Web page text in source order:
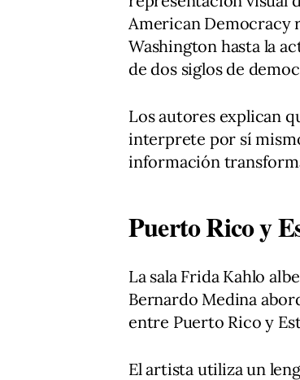
American Democracy
Washington hasta la
de dos siglos de
Los autores explican
interprete por sí
información
Puerto Rico y
La sala Frida Kahlo
Bernardo Medina
entre Puerto Rico y
El artista utiliza un